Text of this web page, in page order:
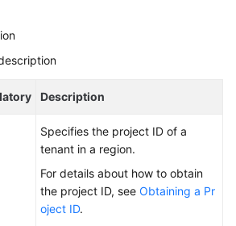
Description
Specifies the project ID of a
tenant in a region.
For details about how to obtain
the project ID, see Obtaining a Pr
oject ID.